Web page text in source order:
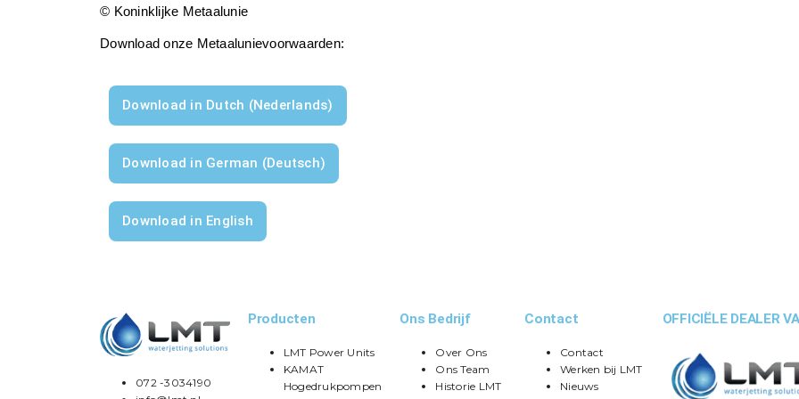
© Koninklijke Metaalunie
Download onze Metaalunievoorwaarden:
Download in Dutch (Nederlands)
Download in German (Deutsch)
Download in English
072 -3034190
Producten
LMT Power Units
KAMAT
Hogedrukpompen
Ons Bedrijf
Over Ons
Ons Team
Historie LMT
Contact
Contact
Werken bij LMT
Nieuws
OFFICIËLE DEALER